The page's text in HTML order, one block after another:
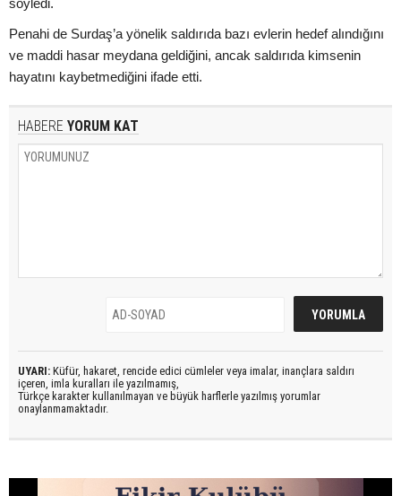
söyledi.
Penahi de Surdaş’a yönelik saldırıda bazı evlerin hedef alındığını
ve maddi hasar meydana geldiğini, ancak saldırıda kimsenin
hayatını kaybetmediğini ifade etti.
HABERE YORUM KAT
UYARI: Küfür, hakaret, rencide edici cümleler veya imalar, inançlara saldırı
içeren, imla kuralları ile yazılmamış,
Türkçe karakter kullanılmayan ve büyük harflerle yazılmış yorumlar
onaylanmamaktadır.